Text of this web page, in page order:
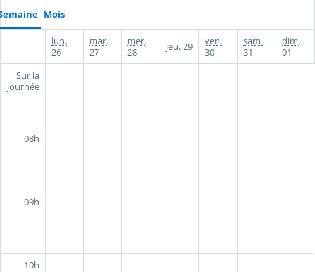
Mois
lun.
26
mar.
27
mer.
28
jeu.29
ven.
30
sam.
31
dim.
01
Sur la
journée
08h
09h
10h